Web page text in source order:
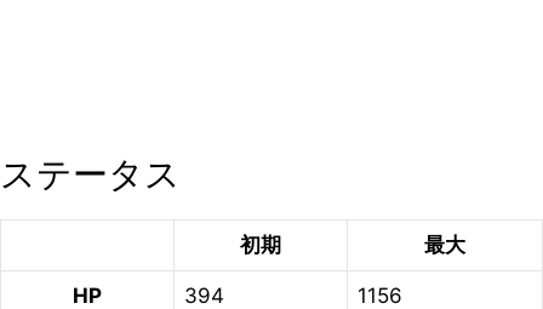
ステータス
初期 最大
HP 394 1156